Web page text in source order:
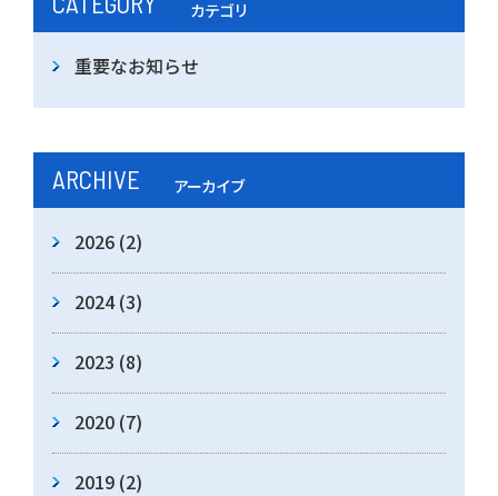
カテゴリ
重要なお知らせ
ARCHIVE アーカイブ
2026 (2)
2024(3)
2023 (8)
2020 (7)
2019 (2)